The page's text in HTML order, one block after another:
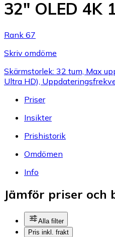
32" OLED 4K
Rank 67
Skriv omdöme
Skärmstorlek: 32 tum, Max
Ultra HD),
Priser
Insikter
Prishistorik
Omdömen
Info
Jämför priser och
Alla filter
Pris inkl. frakt